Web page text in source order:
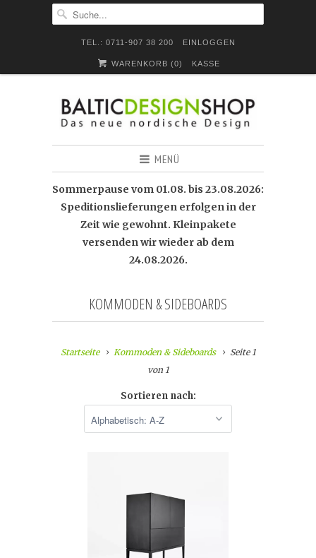
TEL.: 0711-907 38 200 EINLOGGEN
WARENKORB (0) KASSE
MENÜ
Sommerpause vom 01.08. bis 23.08.2026:
Speditionslieferungen erfolgen in der
Zeit wie gewohnt. Kleinpakete
versenden wir wieder ab dem
24.08.2026.
KOMMODEN & SIDEBOARDS
Startseite Kommoden & Sideboards
Seite 1
von 1
Sortieren nach: